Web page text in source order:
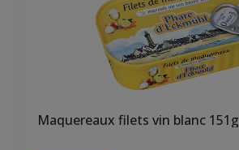
Maquereaux filets vin blanc 151g